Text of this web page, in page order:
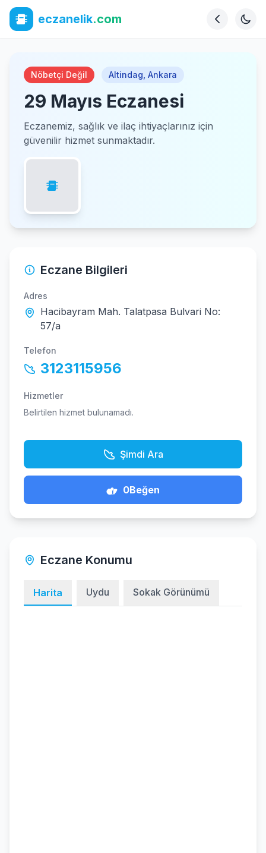
eczanelik.com
Nöbetçi Değil Altindag Ankara
29 Mayıs Eczanesi
Eczanemiz, sağlık ve ilaç ihtiyaçlarınız için
güvenilir hizmet sunmaktadır.
Eczane Bilgileri
Adres
Hacibayram Mah. Talatpasa Bulvari No:
57/a
Telefon
3123115956
Hizmetler
Belirtilen hizmet bulunamadı.
Şimdi Ara
0Beğen
Eczane Konumu
Harita Uydu Sokak Görünümü